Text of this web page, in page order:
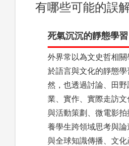
有哪些可能的誤
死氣沉沉的靜態學
外界常以為文史哲相
於語言與文化的靜態學
然，也透過討論、田
業、實作、實際走訪
與活動策劃、微電影
養學生跨領域思考與
與全球知識傳播、文